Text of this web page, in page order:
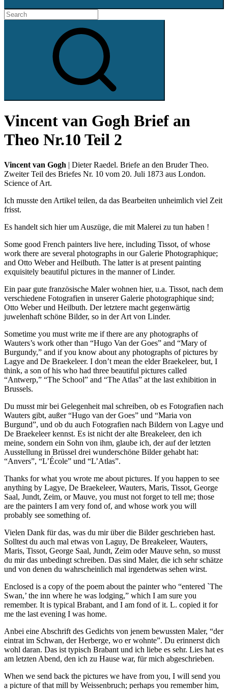
Search
for:
Vincent van Gogh Brief an
Theo Nr.10 Teil 2
Vincent van Gogh | Dieter Raedel. Briefe an den Bruder Theo.
Zweiter Teil des Briefes Nr. 10 vom 20. Juli 1873 aus London.
Science of Art.
Ich musste den Artikel teilen, da das Bearbeiten unheimlich viel Zeit
frisst.
Es handelt sich hier um Auszüge, die mit Malerei zu tun haben !
Some good French painters live here, including Tissot, of whose
work there are several photographs in our Galerie Photographique;
and Otto Weber and Heilbuth. The latter is at present painting
exquisitely beautiful pictures in the manner of Linder.
Ein paar gute französische Maler wohnen hier, u.a. Tissot, nach dem
verschiedene Fotografien in unserer Galerie photographique sind;
Otto Weber und Heilbuth. Der letztere macht gegenwärtig
juwelenhaft schöne Bilder, so in der Art von Linder.
Sometime you must write me if there are any photographs of
Wauters’s work other than “Hugo Van der Goes” and “Mary of
Burgundy,” and if you know about any photographs of pictures by
Lagye and De Braekeleer. I don’t mean the elder Braekeleer, but, I
think, a son of his who had three beautiful pictures called
“Antwerp,” “The School” and “The Atlas” at the last exhibition in
Brussels.
Du musst mir bei Gelegenheit mal schreiben, ob es Fotografien nach
Wauters gibt, außer “Hugo van der Goes” und “Maria von
Burgund”, und ob du auch Fotografien nach Bildern von Lagye und
De Braekeleer kennst. Es ist nicht der alte Breakeleer, den ich
meine, sondern ein Sohn von ihm, glaube ich, der auf der letzten
Ausstellung in Brüssel drei wunderschöne Bilder gehabt hat:
“Anvers”, “L’École” und “L’Atlas”.
Thanks for what you wrote me about pictures. If you happen to see
anything by Lagye, De Braekeleer, Wauters, Maris, Tissot, George
Saal, Jundt, Zeim, or Mauve, you must not forget to tell me; those
are the painters I am very fond of, and whose work you will
probably see something of.
Vielen Dank für das, was du mir über die Bilder geschrieben hast.
Solltest du auch mal etwas von Laguy, De Breakeleer, Wauters,
Maris, Tissot, George Saal, Jundt, Zeim oder Mauve sehn, so musst
du mir das unbedingt schreiben. Das sind Maler, die ich sehr schätze
und von denen du wahrscheinlich mal irgendetwas sehen wirst.
Enclosed is a copy of the poem about the painter who “entered `The
Swan,’ the inn where he was lodging,” which I am sure you
remember. It is typical Brabant, and I am fond of it. L. copied it for
me the last evening I was home.
Anbei eine Abschrift des Gedichts von jenem bewussten Maler, “der
eintrat im Schwan, der Herberge, wo er wohnte”. Du erinnerst dich
wohl daran. Das ist typisch Brabant und ich liebe es sehr. Lies hat es
am letzten Abend, den ich zu Hause war, für mich abgeschrieben.
When we send back the pictures we have from you, I will send you
a picture of that mill by Weissenbruch; perhaps you remember him,